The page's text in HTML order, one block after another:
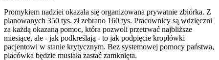
Promykiem nadziei okazała się organizowana prywatnie zbiórka. Z
planowanych 350 tys. zł zebrano 160 tys. Pracownicy są wdzięczni
za każdą okazaną pomoc, która pozwoli przetrwać najbliższe
miesiące, ale - jak podkreślają - to jak podpięcie kroplówki
pacjentowi w stanie krytycznym. Bez systemowej pomocy państwa,
placówka będzie musiała zastać zamknięta.